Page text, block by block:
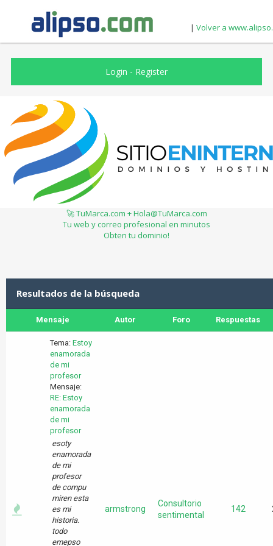
| Volver a
Login - Register
🚀 TuMarca.com + Hola@TuMarca.com
Tu web y correo profesional en minutos
Obten tu dominio!
Resultados de la búsqueda
Mensaje Autor Foro Respuestas
Tema: Estoy
enamorada
de mi
profesor
Mensaje:
RE: Estoy
enamorada
de mi
profesor
esoty
enamorada
de mi
profesor
de compu
miren esta
es mi
historia.
todo
emepso
armstrong
Consultorio
sentimental
142